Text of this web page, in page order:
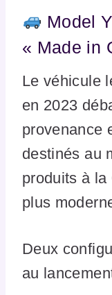
Model
« Made in
Le véhicule
en 2023
provenance
destinés au
produits à la
plus
Deux
au